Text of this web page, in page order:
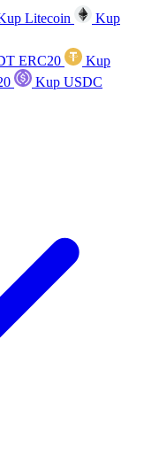
Litecoin
Kup
ERC20
Kup
Kup USDC